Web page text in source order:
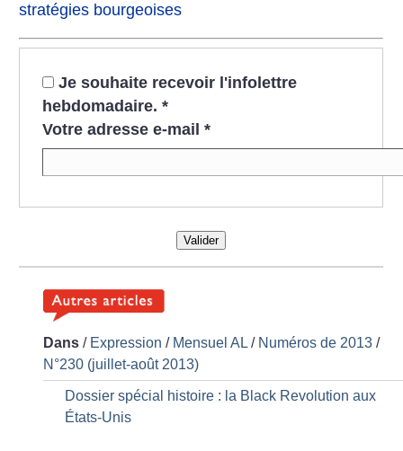
stratégies bourgeoises
Je souhaite recevoir l'infolettre
hebdomadaire. *
Votre adresse e-mail *
Valider
Dans / Expression / Mensuel AL / Numéros de 2013 /
N°230 (juillet-août 2013)
Dossier spécial histoire : la Black Revolution aux
États-Unis